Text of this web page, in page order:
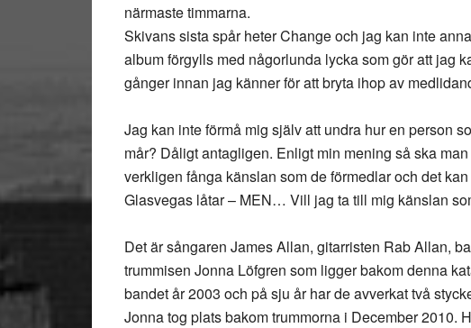
närmaste timmarna.
Skivans sista spår heter Change och jag kan inte
album förgylls med någorlunda lycka som gör att jag
gånger innan jag känner för att bryta ihop av
Jag kan inte förmå mig själv att undra hur en person
mår? Dåligt antagligen. Enligt min mening så ska
verkligen fånga känslan som de förmedlar och det
Glasvegas låtar – MEN… Vill jag ta till mig känslan
Det är sångaren James Allan, gitarristen Rab Allan,
trummisen Jonna Löfgren som ligger bakom denna
bandet år 2003 och på sju år har de avverkat två
Jonna tog plats bakom trummorna i December 2010.